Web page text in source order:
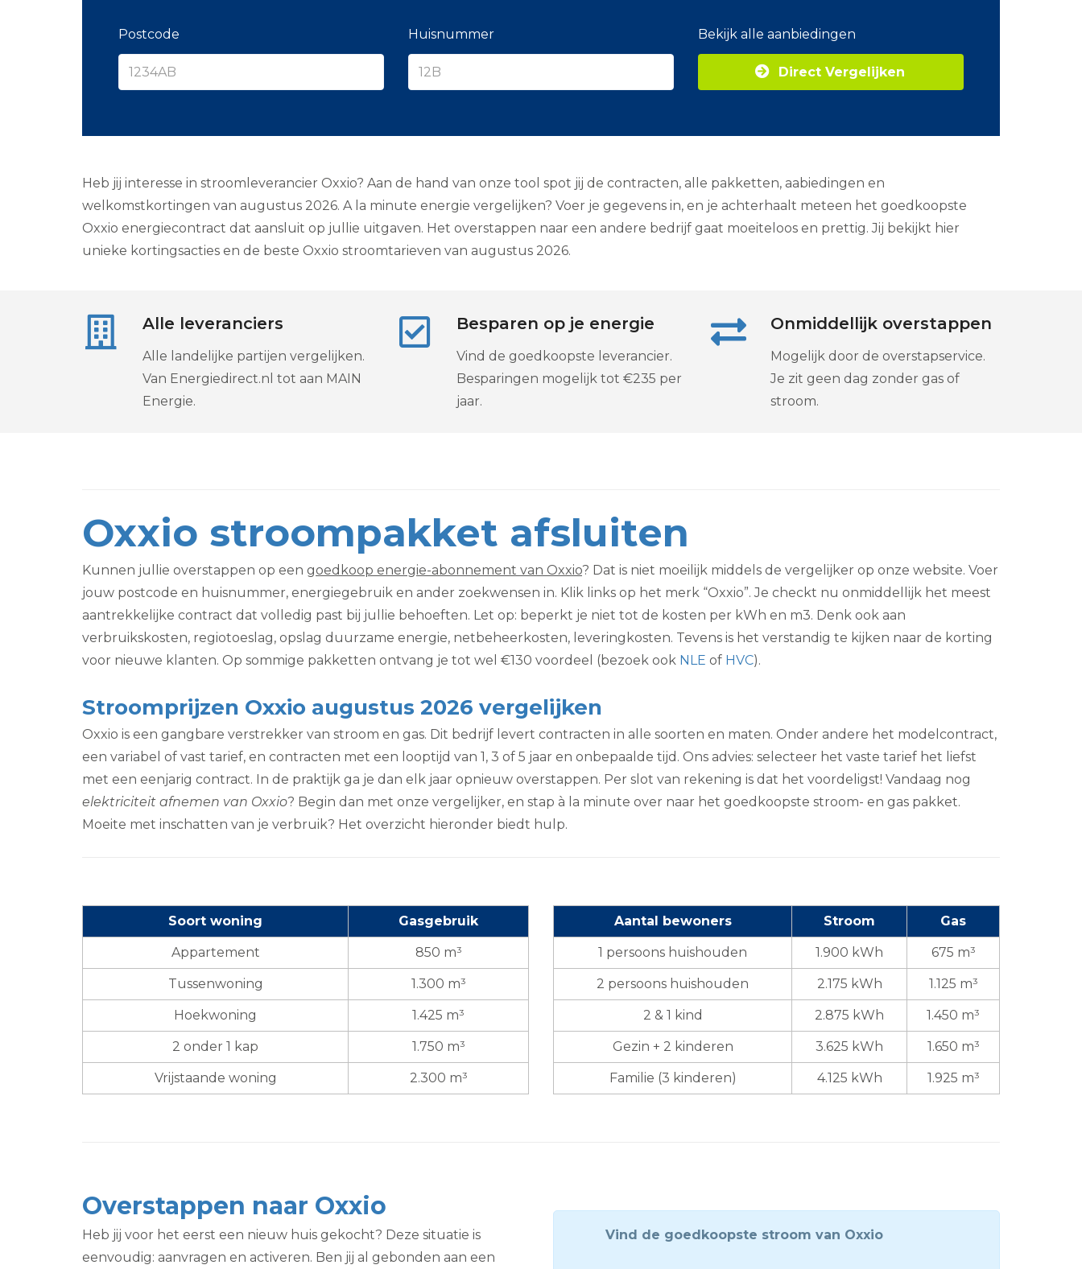
a
e
m
Z
j
e
e
r
Postcode Huisnummer Bekijk alle aanbiedingen
Direct Vergelijken
Heb jij interesse in stroomleverancier Oxxio? Aan de hand van onze tool spot jij de contracten, alle pakketten, aabiedingen en
welkomstkortingen van augustus 2026. A la minute energie vergelijken? Voer je gegevens in, en je achterhaalt meteen het goedkoopste
Oxxio energiecontract dat aansluit op jullie uitgaven. Het overstappen naar een andere bedrijf gaat moeiteloos en prettig. Jij bekijkt hier
unieke kortingsacties en de beste Oxxio stroomtarieven van augustus 2026.
Alle leveranciers
Alle landelijke partijen vergelijken.
Van Energiedirect.nl tot aan MAIN
Energie.
Besparen op je energie
Vind de goedkoopste leverancier.
Besparingen mogelijk tot €235 per
jaar.
Onmiddellijk overstappen
Mogelijk door de overstapservice.
Je zit geen dag zonder gas of
stroom.
Oxxio stroompakket afsluiten
Kunnen jullie overstappen op een goedkoop energie-abonnement van Oxxio? Dat is niet moeilijk middels de vergelijker op onze website. Voer
jouw postcode en huisnummer, energiegebruik en ander zoekwensen in. Klik links op het merk “Oxxio”. Je checkt nu onmiddellijk het meest
aantrekkelijke contract dat volledig past bij jullie behoeften. Let op: beperkt je niet tot de kosten per kWh en m3. Denk ook aan
verbruikskosten, regiotoeslag, opslag duurzame energie, netbeheerkosten, leveringkosten. Tevens is het verstandig te kijken naar de korting
voor nieuwe klanten. Op sommige pakketten ontvang je tot wel €130 voordeel (bezoek ook NLE of HVC).
Stroomprijzen Oxxio augustus 2026 vergelijken
Oxxio is een gangbare verstrekker van stroom en gas. Dit bedrijf levert contracten in alle soorten en maten. Onder andere het modelcontract,
een variabel of vast tarief, en contracten met een looptijd van 1, 3 of 5 jaar en onbepaalde tijd. Ons advies: selecteer het vaste tarief het liefst
met een eenjarig contract. In de praktijk ga je dan elk jaar opnieuw overstappen. Per slot van rekening is dat het voordeligst! Vandaag nog
elektriciteit afnemen van Oxxio? Begin dan met onze vergelijker, en stap à la minute over naar het goedkoopste stroom- en gas pakket.
Moeite met inschatten van je verbruik? Het overzicht hieronder biedt hulp.
Soort woning Gasgebruik
Appartement 850 m³
Tussenwoning 1.300 m³
Hoekwoning 1.425 m³
2 onder 1 kap 1.750 m³
Vrijstaande woning 2.300 m³
Aantal bewoners Stroom Gas
1 persoons huishouden 1.900 kWh 675 m³
2 persoons huishouden 2.175 kWh 1.125 m³
2 & 1 kind 2.875 kWh 1.450 m³
Gezin + 2 kinderen 3.625 kWh 1.650 m³
Familie (3 kinderen) 4.125 kWh 1.925 m³
Overstappen naar Oxxio
Heb jij voor het eerst een nieuw huis gekocht? Deze situatie is
eenvoudig: aanvragen en activeren. Ben jij al gebonden aan een
Vind de goedkoopste stroom van Oxxio